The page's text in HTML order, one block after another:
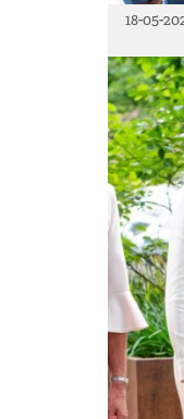
18-05-